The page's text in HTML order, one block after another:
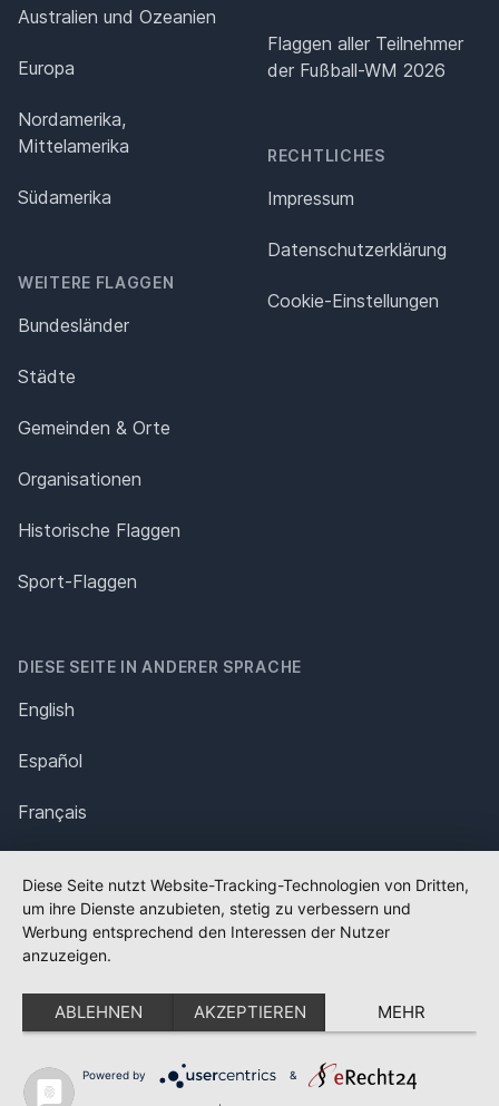
Australien und Ozeanien
Europa
Nordamerika,
Mittelamerika
Südamerika
WEITERE FLAGGEN
Bundesländer
Städte
Gemeinden & Orte
Organisationen
Historische Flaggen
Sport-Flaggen
Flaggen aller Teilnehmer
der Fußball-WM 2026
RECHTLICHES
Impressum
Datenschutz­erklärung
Cookie-Einstellungen
DIESE SEITE IN ANDERER SPRACHE
English
Español
Français
Polska
Português
Nederlands
Svenska
Diese Seite nutzt Website-Tracking-Technologien von Dritten,
um ihre Dienste anzubieten, stetig zu verbessern und
Werbung entsprechend den Interessen der Nutzer
anzuzeigen.
ABLEHNEN AKZEPTIEREN MEHR
Powered by &